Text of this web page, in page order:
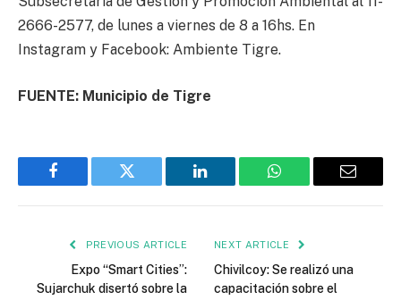
2666-2577, de lunes a viernes de 8 a 16hs. En
Instagram y Facebook: Ambiente Tigre.
FUENTE: Municipio de Tigre
Facebook Twitter LinkedIn WhatsApp Email
PREVIOUS ARTICLE
Expo “Smart Cities”:
Sujarchuk disertó sobre la
NEXT ARTICLE
Chivilcoy: Se realizó una
capacitación sobre el